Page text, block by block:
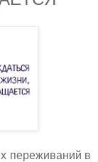
переживаний в